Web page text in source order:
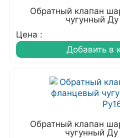
Обратный клапан
чугунный
Цена :
Добавить в
Обратный клапан
чугунный